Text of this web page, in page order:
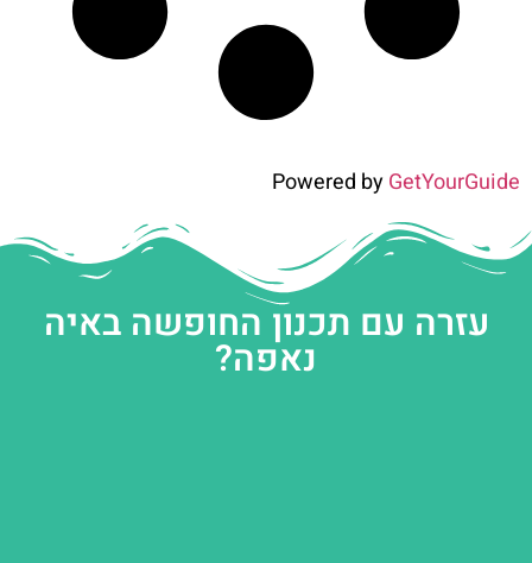
Powered byGetYourGuide
עזרה עם תכנון החופשה באיה
נאפה?